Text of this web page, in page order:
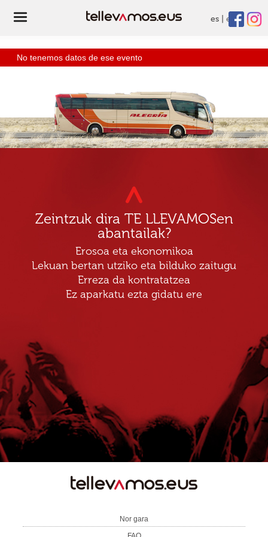
es eu
No tenemos datos de ese evento
Zeintzuk dira TE LLEVAMOSen
abantailak?
Erosoa eta ekonomikoa
Lekuan bertan utziko eta bilduko zaitugu
Erreza da kontratatzea
Ez aparkatu ezta gidatu ere
Nor gara